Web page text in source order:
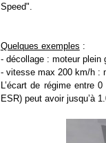
Speed".
Quelques exemples :
- décollage : moteur plein
- vitesse max 200 km/h :
L’écart de régime entre
ESR) peut avoir jusqu’à